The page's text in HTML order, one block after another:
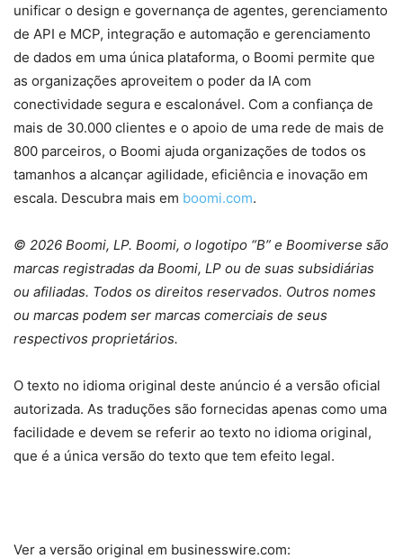
unificar o design e governança de agentes, gerenciamento
de API e MCP, integração e automação e gerenciamento
de dados em uma única plataforma, o Boomi permite que
as organizações aproveitem o poder da IA ​​com
conectividade segura e escalonável. Com a confiança de
mais de 30.000 clientes e o apoio de uma rede de mais de
800 parceiros, o Boomi ajuda organizações de todos os
tamanhos a alcançar agilidade, eficiência e inovação em
escala. Descubra mais em boomi.com.
© 2026 Boomi, LP. Boomi, o logotipo “B” e Boomiverse são
marcas registradas da Boomi, LP ou de suas subsidiárias
ou afiliadas. Todos os direitos reservados. Outros nomes
ou marcas podem ser marcas comerciais de seus
respectivos proprietários.
O texto no idioma original deste anúncio é a versão oficial
autorizada. As traduções são fornecidas apenas como uma
facilidade e devem se referir ao texto no idioma original,
que é a única versão do texto que tem efeito legal.
Ver a versão original em businesswire.com: